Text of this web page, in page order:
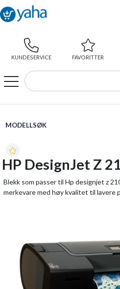
KUNDESERVICE FAVORITTER
WEBSHOP
MODELLSØK
HP DesignJet Z
Blekk som passer til Hp designjet z
merkevare med høy kvalitet til lavere